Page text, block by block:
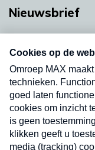
Nieuwsbrief
nieuwsbrief.
uw mailbox.